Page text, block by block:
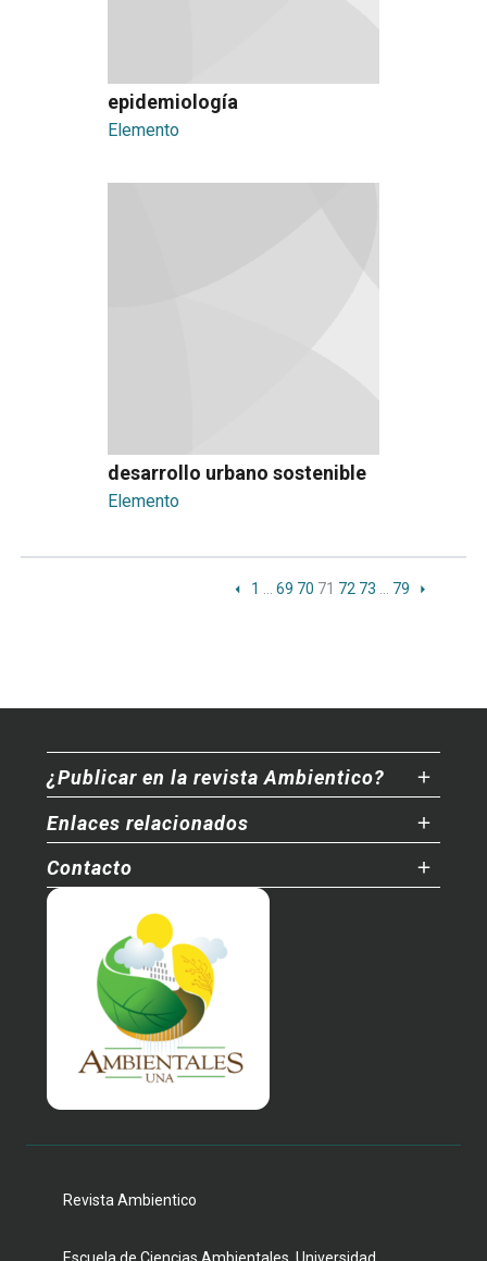
epidemiología
Elemento
desarrollo urbano sostenible
Elemento
1 69 70 71 72 73 79
¿Publicar en la revista Ambientico?
Enlaces relacionados
Contacto
Revista Ambientico